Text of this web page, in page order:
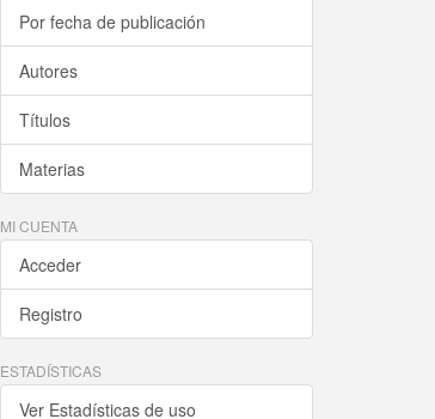
Por fecha de publicación
Autores
Títulos
Materias
MI CUENTA
Acceder
Registro
ESTADÍSTICAS
Ver Estadísticas de uso